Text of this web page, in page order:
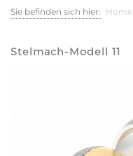
Sie befinden sich hier: Home
Stelmach-Modell 11